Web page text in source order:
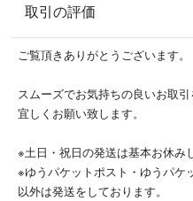
取引の評価
ご覧頂きありがとうございます。
スムーズでお気持ちの良いお取引
宜しくお願い致します。
※土日・祝日の発送は基本お休み
※ゆうパケットポスト・ゆうパケ
以外は発送をしております。